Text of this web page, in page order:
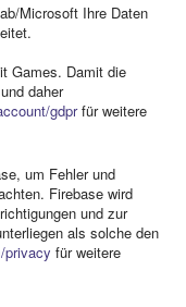
Microsoft Ihre Daten
Games. Damit die
daher
gdprfür weitere
um Fehler und
Firebase wird
und zur
als solche den
privacy für weitere